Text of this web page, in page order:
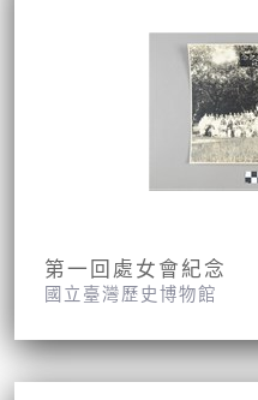
第一回處女會紀念
國立臺灣歷史博物館